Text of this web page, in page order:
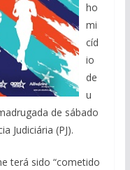
ho
mi
cíd
io
de
u
de sábado
Judiciária (PJ).
terá sido “cometido